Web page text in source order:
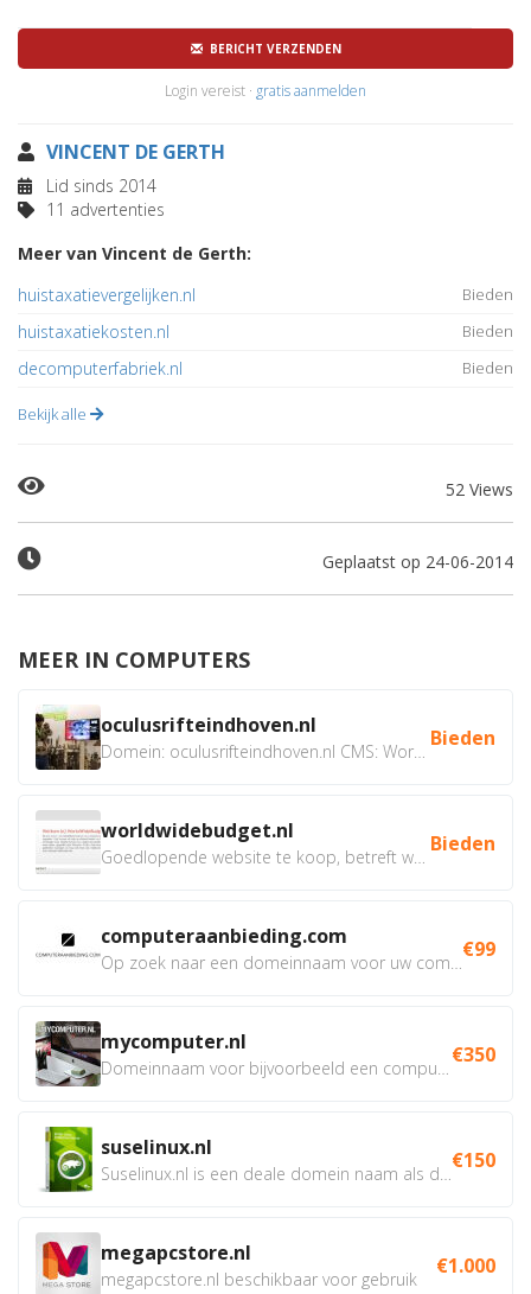
BERICHT VERZENDEN
Login vereist · gratis aanmelden
VINCENT DE GERTH
Lid sinds 2014
11 advertenties
Meer van Vincent de Gerth:
huistaxatievergelijken.nl
Bieden
huistaxatiekosten.nl Bieden
decomputerfabriek.nl Bieden
Bekijk alle
52 Views
Geplaatst op 24-06-2014
MEER IN COMPUTERS
oculusrifteindhoven.nl Bieden
worldwidebudget.nl Bieden
computeraanbieding.com €99
mycomputer.nl €350
suselinux.nl €150
megapcstore.nl
megapcstore.nl beschikbaar voor gebruik
€1.000